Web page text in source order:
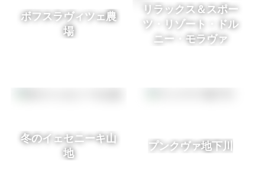
ボフスラヴィツェ農
場
リラックス＆スポー
ツ・リゾート・ドル
ニー・モラヴァ
冬のイェセニーキ山
地
プンクヴァ地下川